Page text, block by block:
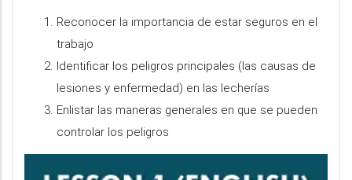
Reconocer la importancia de estar seguros en el
trabajo
Identificar los peligros principales (las causas de
lesiones y enfermedad) en las lecherías
Enlistar las maneras generales en que se pueden
controlar los peligros